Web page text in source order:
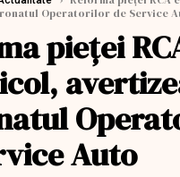
Operatorilor de Service
pieţei
Auto